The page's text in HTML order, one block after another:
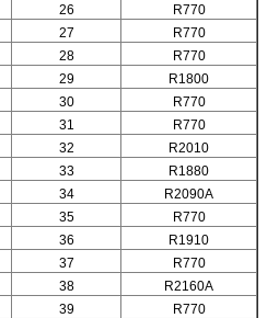
26
R770
27
R770
28
R770
29
R1800
30
R770
31
R770
32
R2010
33
R1880
34
R2090A
35
R770
36
R1910
37
R770
38
R2160A
39
R770